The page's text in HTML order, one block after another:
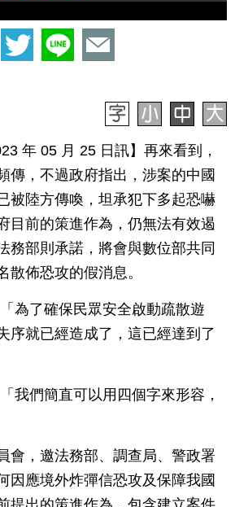
年 05 月 25 日訊】再來看到，
傳，不過政府指出，涉案的中國
被陸方傳喚，坦承犯下多起恐嚇
目前的策進作為，仍無法有效遏
務部則承諾，將會與數位部共同
散佈恐攻的假消息。
為了確保民眾安全啟動疏散遊
序就已經造成了，這已經達到了
我們簡直可以用四個字來形容，
會，邀法務部、調查局、警政署
因應境外炸彈信恐攻及保障我國